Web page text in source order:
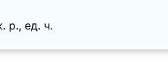
p., ед. ч.